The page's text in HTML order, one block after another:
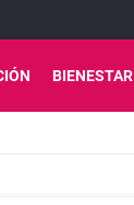
BIENESTAR